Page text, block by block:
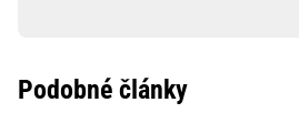
Podobné články